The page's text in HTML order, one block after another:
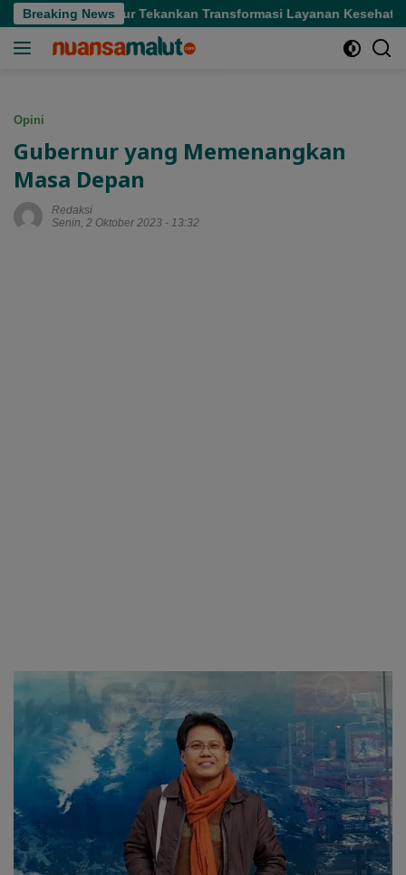
Langsung
ke
Breaking NewsTekankan Transformasi Layanan Kesehatan
Opini
Gubernur yang Memenangkan
Masa Depan
Redaksi
Senin, 2 Oktober 2023 - 13:32